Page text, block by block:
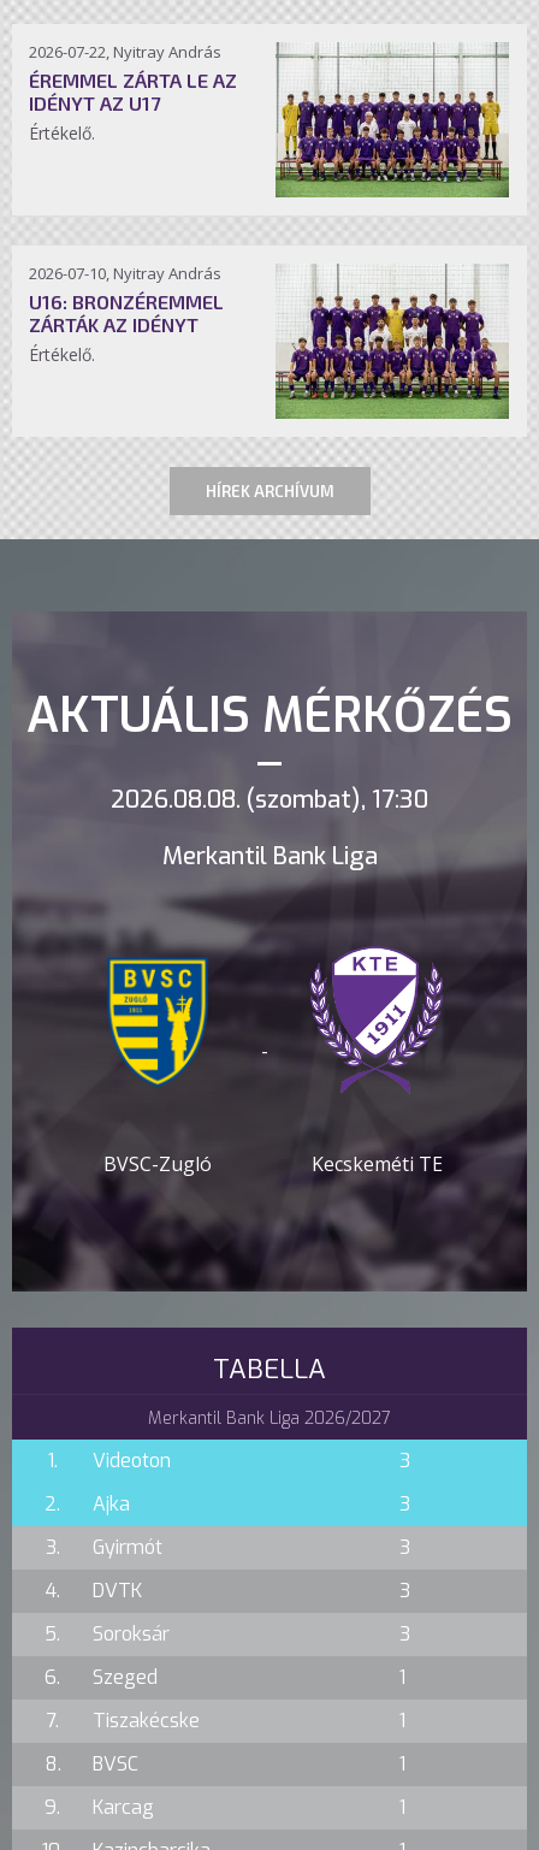
2026-07-22, Nyitray András
ÉREMMEL ZÁRTA LE AZ
IDÉNYT AZ U17
Értékelő.
2026-07-10, Nyitray András
U16: BRONZÉREMMEL
ZÁRTÁK AZ IDÉNYT
Értékelő.
HÍREK ARCHÍVUM
AKTUÁLIS MÉRKŐZÉS
2026.08.08. (szombat), 17:30
Merkantil Bank Liga
BVSC-Zugló
-
Kecskeméti TE
TABELLA
Merkantil Bank Liga 2026/2027
1. Videoton
3
2.
Ajka
3
3.
Gyirmót
3
4.
DVTK
3
5.
Soroksár
3
6.
Szeged
1
7.
Tiszakécske
1
8.
BVSC
1
9.
Karcag
1